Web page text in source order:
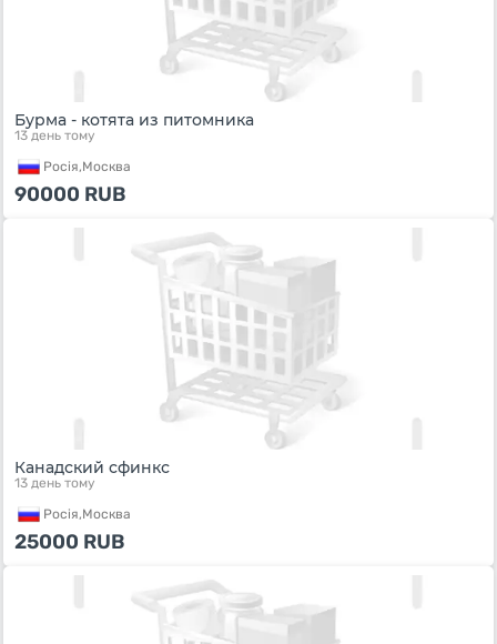
Бурма - котята из питомника
13 день тому
Росiя,Москва
90000 RUB
Канадский сфинкс
13 день тому
Росiя,Москва
25000 RUB